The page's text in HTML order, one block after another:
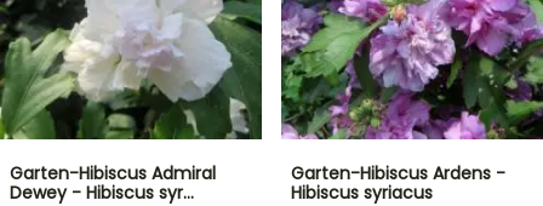
Garten-Hibiscus Admiral
Dewey - Hibiscus syr…
Garten-Hibiscus Ardens -
Hibiscus syriacus